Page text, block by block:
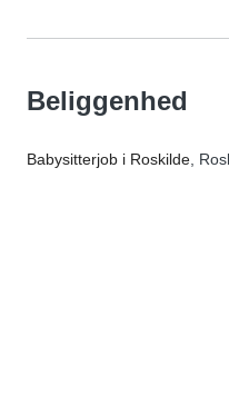
Beliggenhed
Babysitterjob i Roskilde ,